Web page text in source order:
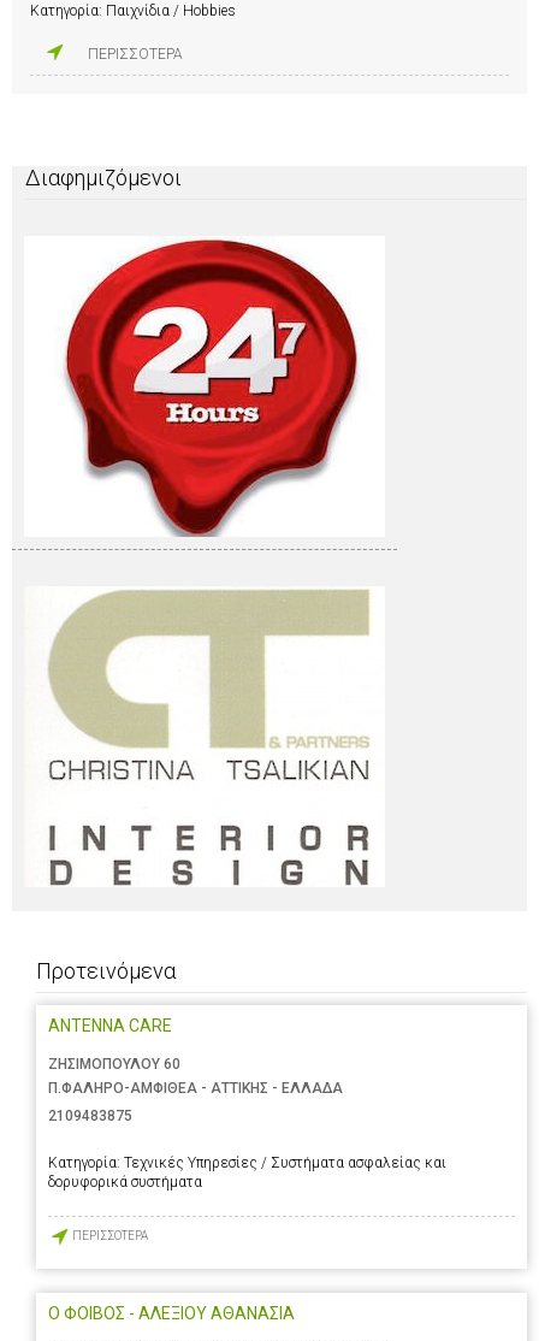
Κατηγορία: Παιχνίδια / Hobbies
ΠΕΡΙΣΣΟΤΕΡΑ
Διαφημιζόμενοι
Προτεινόμενα
ANTENNA CARE
ΖΗΣΙΜΟΠΟΥΛΟΥ 60
Π.ΦΑΛΗΡΟ-ΑΜΦΙΘΕΑ - ΑΤΤΙΚΗΣ - ΕΛΛΑΔΑ
2109483875
Κατηγορία: Τεχνικές Υπηρεσίες / Συστήματα ασφαλείας και
δορυφορικά συστήματα
ΠΕΡΙΣΣΟΤΕΡΑ
Ο ΦΟΙΒΟΣ - ΑΛΕΞΙΟΥ ΑΘΑΝΑΣΙΑ